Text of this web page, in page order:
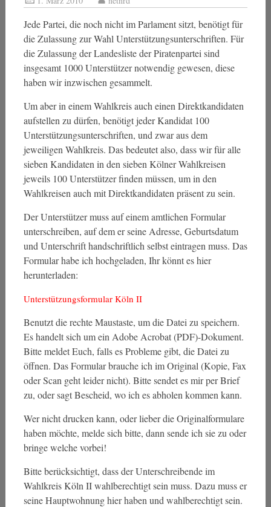
Jede Partei, die noch nicht im Parlament sitzt, benötigt für
die Zulassung zur Wahl Unterstützungsunterschriften. Für
die Zulassung der Landesliste der Piratenpartei sind
insgesamt 1000 Unterstützer notwendig gewesen, diese
haben wir inzwischen gesammelt.
Um aber in einem Wahlkreis auch einen Direktkandidaten
aufstellen zu dürfen, benötigt jeder Kandidat 100
Unterstützungsunterschriften, und zwar aus dem
jeweiligen Wahlkreis. Das bedeutet also, dass wir für alle
sieben Kandidaten in den sieben Kölner Wahlkreisen
jeweils 100 Unterstützer finden müssen, um in den
Wahlkreisen auch mit Direktkandidaten präsent zu sein.
Der Unterstützer muss auf einem amtlichen Formular
unterschreiben, auf dem er seine Adresse, Geburtsdatum
und Unterschrift handschriftlich selbst eintragen muss. Das
Formular habe ich hochgeladen, Ihr könnt es hier
herunterladen:
Unterstützungsformular Köln II
Benutzt die rechte Maustaste, um die Datei zu speichern.
Es handelt sich um ein Adobe Acrobat (PDF)-Dokument.
Bitte meldet Euch, falls es Probleme gibt, die Datei zu
öffnen. Das Formular brauche ich im Original (Kopie, Fax
oder Scan geht leider nicht). Bitte sendet es mir per Brief
zu, oder sagt Bescheid, wo ich es abholen kommen kann.
Wer nicht drucken kann, oder lieber die Originalformulare
haben möchte, melde sich bitte, dann sende ich sie zu oder
bringe welche vorbei!
Bitte berücksichtigt, dass der Unterschreibende im
Wahlkreis Köln II wahlberechtigt sein muss. Dazu muss er
seine Hauptwohnung hier haben und wahlberechtigt sein.